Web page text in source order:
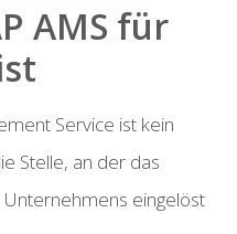
AMS für
Service ist kein
Stelle, an der das
eingelöst